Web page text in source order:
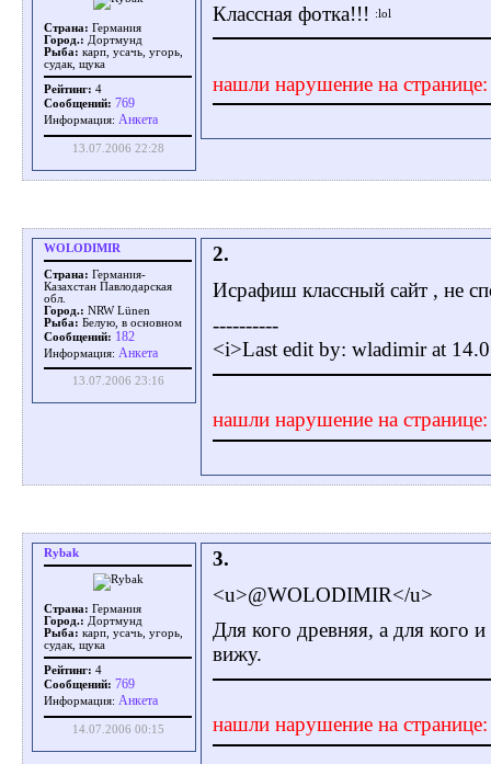
Страна: Германия
Город.: Дортмунд
Рыба: карп, усачь, угорь,
судак, щука
Рейтинг: 4
Сообщений: 769
Информация: Aнкета
13.07.2006 22:28
Классная фотка!!!
нашли нарушение на
WOLODIMIR
Страна: Германия-
Казахстан Павлодарская
обл.
Город.: NRW Lünen
Рыба: Белую, в основном
Сообщений: 182
Информация: Aнкета
13.07.2006 23:16
2.
Исрафиш классный сайт , не
----------
<i>Last edit by: wladimir at
нашли нарушение на
Rybak
Страна: Германия
Город.: Дортмунд
Рыба: карп, усачь, угорь,
судак, щука
Рейтинг: 4
Сообщений: 769
Информация: Aнкета
14.07.2006 00:15
3.
<u>@WOLODIMIR</u>
Для кого древняя, а для кого
вижу.
нашли нарушение на